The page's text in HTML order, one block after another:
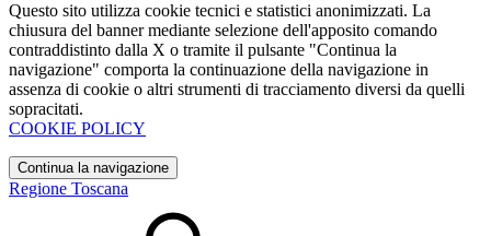
Questo sito utilizza cookie tecnici e statistici anonimizzati. La
chiusura del banner mediante selezione dell'apposito comando
contraddistinto dalla X o tramite il pulsante "Continua la
navigazione" comporta la continuazione della navigazione in
assenza di cookie o altri strumenti di tracciamento diversi da quelli
sopracitati.
COOKIE POLICY
Continua la navigazione
Regione Toscana